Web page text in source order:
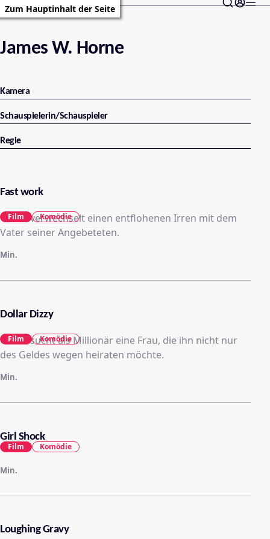
Zum Hauptinhalt der Seite
James W. Horne
Kamera
Schauspielerin/Schauspieler
Regie
Fast work
Chase verwechselt einen entflohenen Irren mit dem
Vater seiner Angebeteten.
Min.
Film Komödie
Dollar Dizzy
Chase sucht als Millionär eine Frau, die ihn nicht nur
des Geldes wegen heiraten möchte.
Min.
Film Komödie
Girl Shock
Min.
Film Komödie
Loughing Gravy